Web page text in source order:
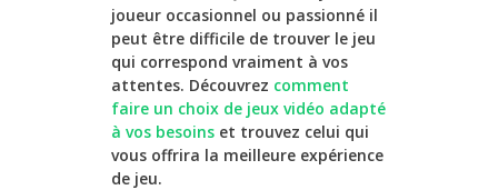
joueur occasionnel ou passionné il
peut être difficile de trouver le jeu
qui correspond vraiment à vos
attentes. Découvrez comment
faire un choix de jeux vidéo adapté
à vos besoins et trouvez celui qui
vous offrira la meilleure expérience
de jeu.